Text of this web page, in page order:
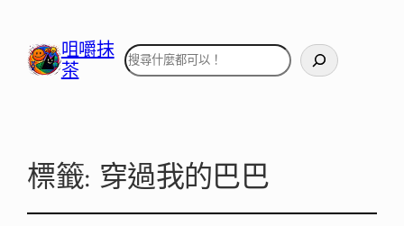
咀嚼抹
茶
搜
尋
標籤: 穿過我的巴巴